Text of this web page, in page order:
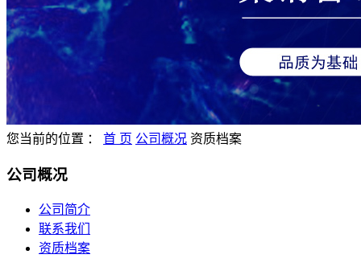
您当前的位置 ： 首 页 公司概况 资质档案
公司概况
公司简介
联系我们
资质档案